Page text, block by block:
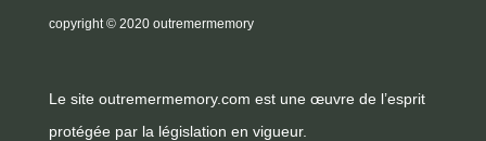
copyright© 2020 outremermemory
Le site outremermemory.com est une œuvre de l’esprit
protégée par la législation en vigueur.